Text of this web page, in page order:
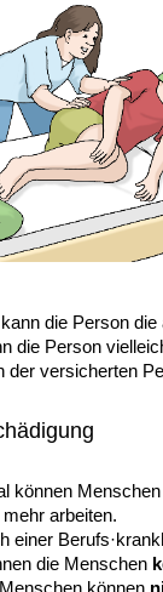
die Person
die Person
der versicherten
können
arbeiten.
einer
die Menschen
können